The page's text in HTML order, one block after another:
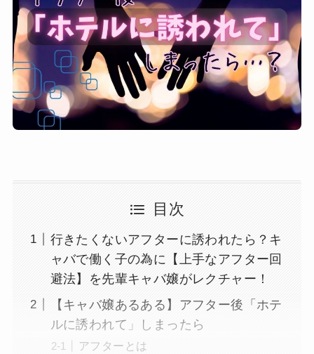
目次
行きたくないアフターに誘われたら？キ
ャバで働く子の為に【上手なアフター回
避法】を先輩キャバ嬢がレクチャー！
【キャバ嬢あるある】アフター後「ホテ
ルに誘われて」しまったら
アフターとは